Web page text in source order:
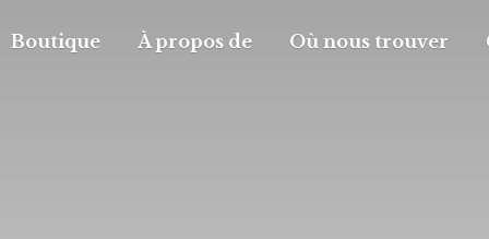
Boutique À propos de Où nous trouver